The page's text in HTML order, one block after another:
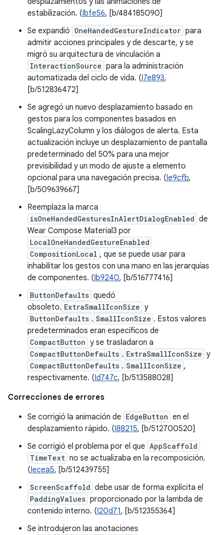
estabilización. (Ibfe56, [b/484185090]
Se expandió OneHandedGestureIndicator para
admitir acciones principales y de descarte, y se
migró su arquitectura de vinculación a
InteractionSource para la administración
automatizada del ciclo de vida. (I7e893,
[b/512836472]
Se agregó un nuevo desplazamiento basado en
gestos para los componentes basados en
ScalingLazyColumn y los diálogos de alerta. Esta
actualización incluye un desplazamiento de pantalla
predeterminado del 50% para una mejor
previsibilidad y un modo de ajuste a elemento
opcional para una navegación precisa. (Ie9cfb,
[b/509639667]
Reemplaza la marca
isOneHandedGesturesInAlertDialogEnabled de
Wear Compose Material3 por
LocalOneHandedGestureEnabled
CompositionLocal , que se puede usar para
inhabilitar los gestos con una mano en las jerarquías
de componentes. (Ib9240, [b/516777416]
ButtonDefaults quedó
obsoleto. ExtraSmallIconSize y
ButtonDefaults . SmallIconSize . Estos valores
predeterminados eran específicos de
CompactButton y se trasladaron a
CompactButtonDefaults . ExtraSmallIconSize y
CompactButtonDefaults . SmallIconSize ,
respectivamente. (Id747c, [b/513588028]
Correcciones de errores
Se corrigió la animación de EdgeButton en el
desplazamiento rápido. (I88215, [b/512700520]
Se corrigió el problema por el que AppScaffold
TimeText no se actualizaba en la recomposición.
(Iecea5, [b/512439755]
ScreenScaffold debe usar de forma explícita el
PaddingValues proporcionado por la lambda de
contenido interno. (I20d71, [b/512355364]
Se introdujeron las anotaciones